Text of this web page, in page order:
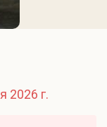
2026 г.